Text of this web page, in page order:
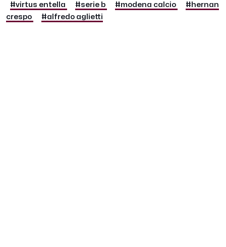
#virtus entella #serie b #modena calcio
#hernan
crespo
#alfredo aglietti